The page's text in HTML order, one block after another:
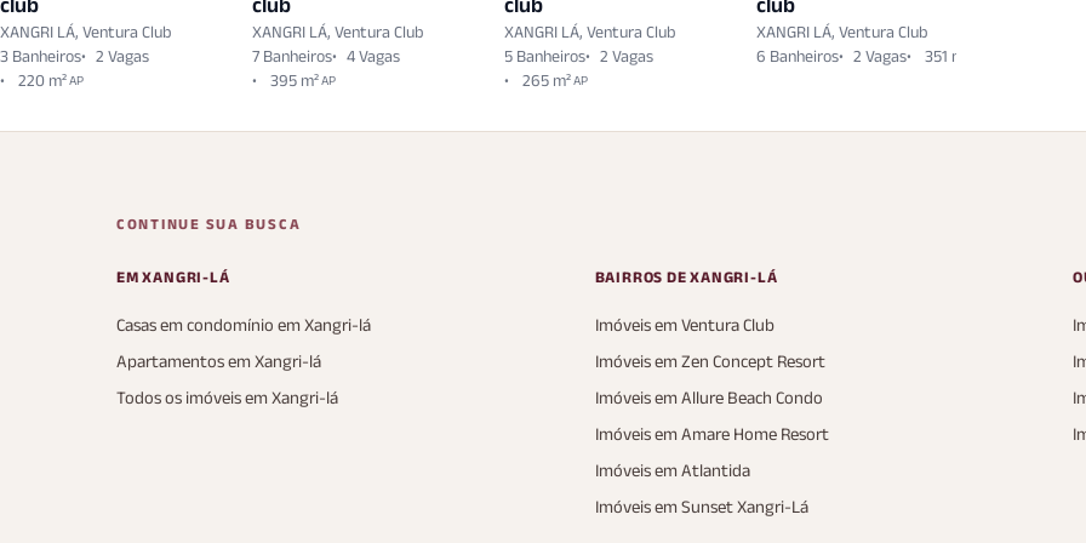
club
XANGRI LÁ, Ventura Club
3 Banheiros
2 Vagas
220 m²AP
club
XANGRI LÁ, Ventura Club
7 Banheiros
4 Vagas
395 m²AP
club
XANGRI LÁ, Ventura Club
5 Banheiros
2 Vagas
265 m²AP
club
XANGRI LÁ, Ventura Club
6 Banheiros
2 Vagas 351 m²
CONTINUE SUA BUSCA
EM XANGRI-LÁ
Casas em condomínio em Xangri-lá
Apartamentos em Xangri-lá
Todos os imóveis em Xangri-lá
BAIRROS DE XANGRI-LÁ
Imóveis em Ventura Club
Imóveis em Zen Concept Resort
Imóveis em Allure Beach Condo
Imóveis em Amare Home Resort
Imóveis em Atlantida
Imóveis em Sunset Xangri-Lá